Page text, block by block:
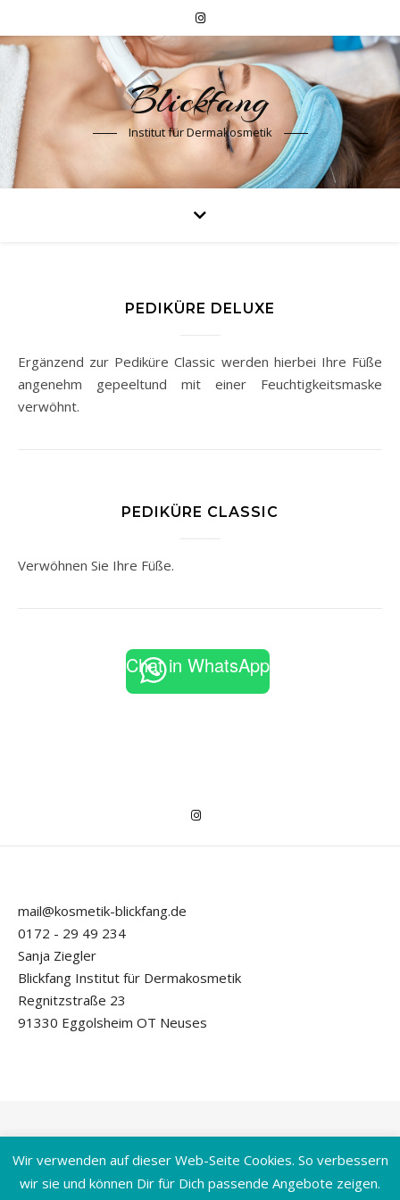
Blickfang
Institut für Dermakosmetik
PEDIKÜRE DELUXE
Ergänzend zur Pediküre Classic werden hierbei Ihre Füße
angenehm gepeeltund mit einer Feuchtigkeitsmaske
verwöhnt.
PEDIKÜRE CLASSIC
Verwöhnen Sie Ihre Füße.
Chat in WhatsApp
mail@kosmetik-blickfang.de
0172 - 29 49 234
Sanja Ziegler
Blickfang Institut für Dermakosmetik
Regnitzstraße 23
91330 Eggolsheim OT Neuses
Bard Theme vonWP Royal. Impressum Datenschutzverordnung
Wir verwenden auf dieser Web-Seite Cookies. So verbessern
wir sie und können Dir für Dich passende Angebote zeigen.